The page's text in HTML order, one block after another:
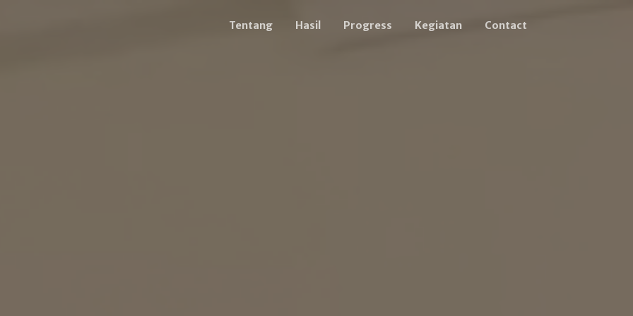
Tentang Hasil Progress Kegiatan Contact